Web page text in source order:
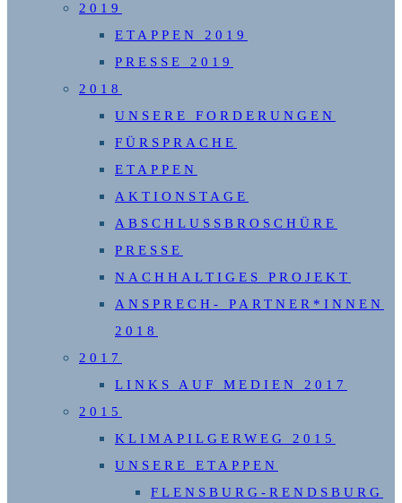
2019
ETAPPEN 2019
PRESSE 2019
2018
UNSERE FORDERUNGEN
FÜRSPRACHE
ETAPPEN
AKTIONSTAGE
ABSCHLUSSBROSCHÜRE
PRESSE
NACHHALTIGES PROJEKT
ANSPRECH- PARTNER*INNEN
2018
2017
LINKS AUF MEDIEN 2017
2015
KLIMAPILGERWEG 2015
UNSERE ETAPPEN
FLENSBURG-RENDSBURG